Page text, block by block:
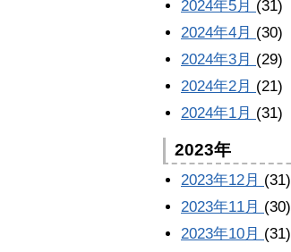
2024年5月 (31)
2024年4月 (30)
2024年3月 (29)
2024年2月 (21)
2024年1月 (31)
2023年
2023年12月 (31)
2023年11月 (30)
2023年10月 (31)